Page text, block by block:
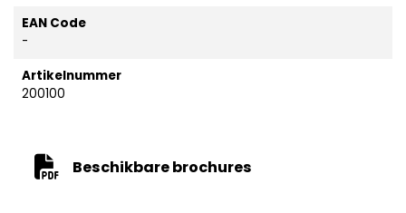
EAN Code
-
Artikelnummer
200100
Beschikbare brochures